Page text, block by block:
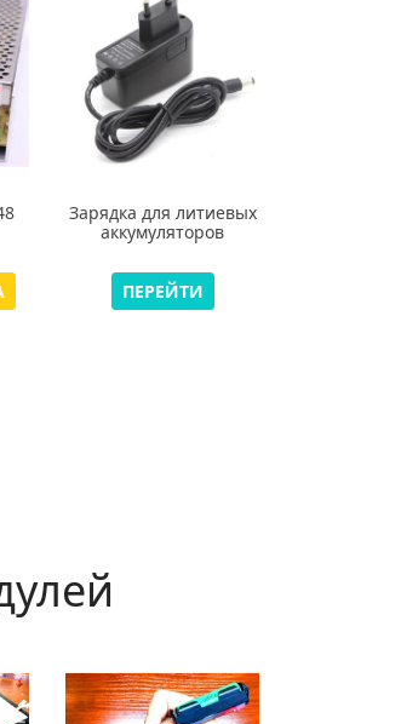
Зарядка для литиевых
аккумуляторов
ПЕРЕЙТИ